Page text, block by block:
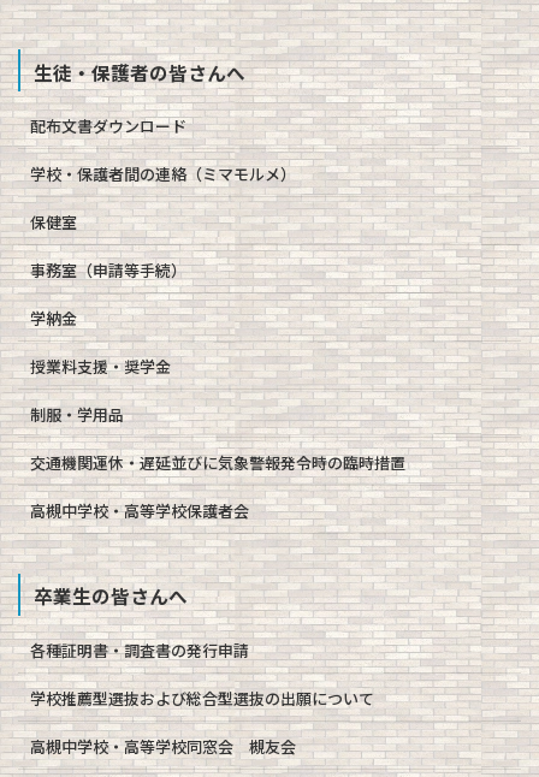
生徒・保護者の皆さんへ
配布文書ダウンロード
学校・保護者間の連絡（ミマモルメ）
保健室
事務室（申請等手続）
学納金
授業料支援・奨学金
制服・学用品
交通機関運休・遅延並びに気象警報発令時の臨時措置
高槻中学校・高等学校保護者会
卒業生の皆さんへ
各種証明書・調査書の発行申請
学校推薦型選抜および総合型選抜の出願について
高槻中学校・高等学校同窓会 槻友会